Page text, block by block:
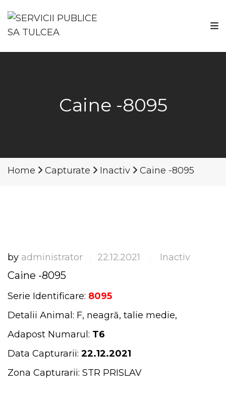
Caine -8095
Home Capturate Inactiv Caine -8095
by administrator 22.12.2021 Inactiv
Caine -8095
Serie Identificare: 8095
Detalii Animal: F, neagră, talie medie,
Adapost Numarul: T6
Data Capturarii: 22.12.2021
Zona Capturarii: STR PRISLAV